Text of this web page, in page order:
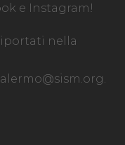
e Instagram!
nella
.